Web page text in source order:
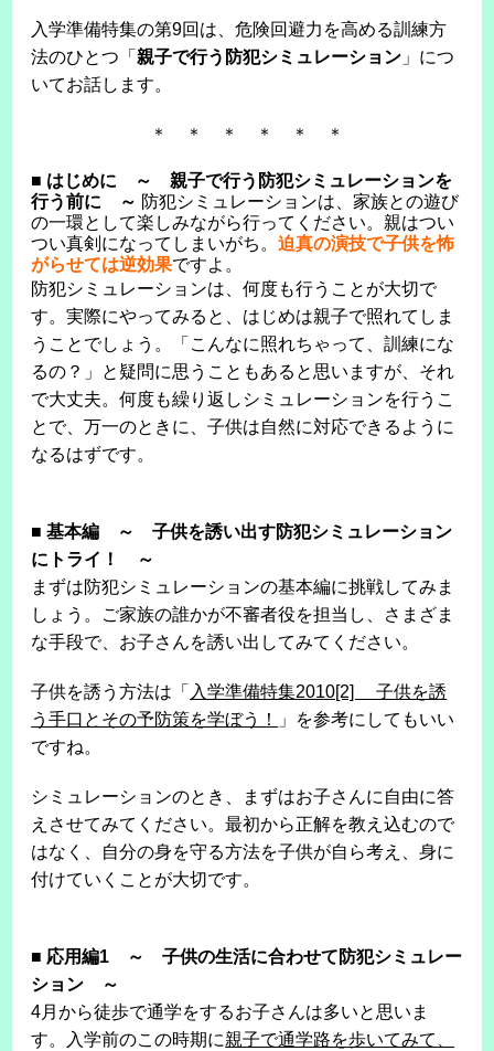
入学準備特集の第9回は、危険回避力を高める訓練方
法のひとつ「親子で行う防犯シミュレーション 」につ
いてお話します。
＊ ＊ ＊ ＊ ＊ ＊
■ はじめに ～ 親子で行う防犯シミュレーションを
行う前に ～ 防犯シミュレーションは、家族との遊び
の一環として楽しみながら行ってください。親はつい
つい真剣になってしまいがち。迫真の演技で子供を怖
がらせては逆効果ですよ。
防犯シミュレーションは、何度も行うことが大切で
す。実際にやってみると、はじめは親子で照れてしま
うことでしょう。「こんなに照れちゃって、訓練にな
るの？」と疑問に思うこともあると思いますが、それ
で大丈夫。何度も繰り返しシミュレーションを行うこ
とで、万一のときに、子供は自然に対応できるように
なるはずです。
■基本編 ～ 子供を誘い出す防犯シミュレーション
にトライ！ ～
まずは防犯シミュレーションの基本編に挑戦してみま
しょう。ご家族の誰かが不審者役を担当し、さまざま
な手段で、お子さんを誘い出してみてください。
子供を誘う方法は「 入学準備特集2010[2] 子供を誘
う手口とその予防策を学ぼう！
」を参考にしてもいい
ですね。
シミュレーションのとき、まずはお子さんに自由に答
えさせてみてください。最初から正解を教え込むので
はなく、自分の身を守る方法を子供が自ら考え、身に
付けていくことが大切です。
■ 応用編1 ～ 子供の生活に合わせて防犯シミュレー
ション ～
4月から徒歩で通学をするお子さんは多いと思いま
す。入学前のこの時期に親子で通学路を歩いてみて、